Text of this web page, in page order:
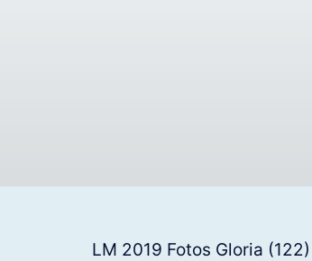
LM 2019 Fotos Gloria (122)